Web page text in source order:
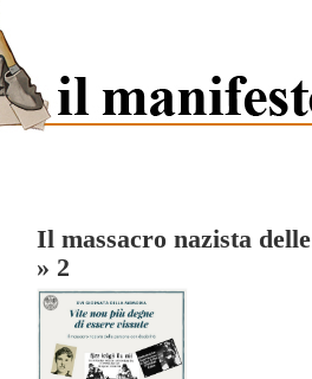
Il massacro nazista
» 2